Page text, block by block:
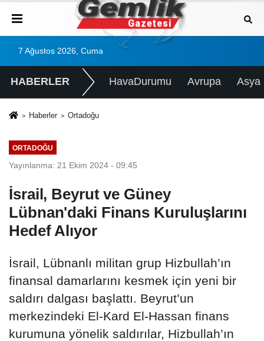
7 Ağustos 2026, Cuma
HABERLER HavaDurumu Avrupa Asya
Haberler Ortadoğu
ORTADOĞU
Yayınlanma: 21 Ekim 2024 - 09:45
İsrail, Beyrut ve Güney
Lübnan'daki Finans Kuruluşlarını
Hedef Alıyor
İsrail, Lübnanlı militan grup Hizbullah’ın
finansal damarlarını kesmek için yeni bir
saldırı dalgası başlattı. Beyrut’un
merkezindeki El-Kard El-Hassan finans
kurumuna yönelik saldırılar, Hizbullah’ın